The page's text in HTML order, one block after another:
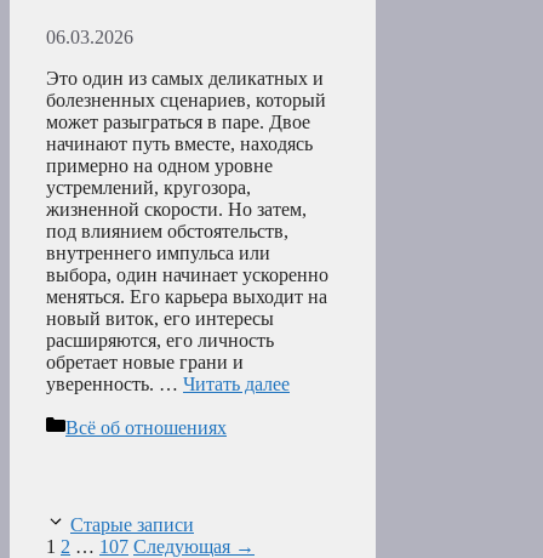
06.03.2026
Это один из самых деликатных и
болезненных сценариев, который
может разыграться в паре. Двое
начинают путь вместе, находясь
примерно на одном уровне
устремлений, кругозора,
жизненной скорости. Но затем,
под влиянием обстоятельств,
внутреннего импульса или
выбора, один начинает ускоренно
меняться. Его карьера выходит на
новый виток, его интересы
расширяются, его личность
обретает новые грани и
уверенность. … Читать далее
Рубрики
Всё об отношениях
Старые записи
Страница
1 Страница
2 … Страница
107 Следующая →